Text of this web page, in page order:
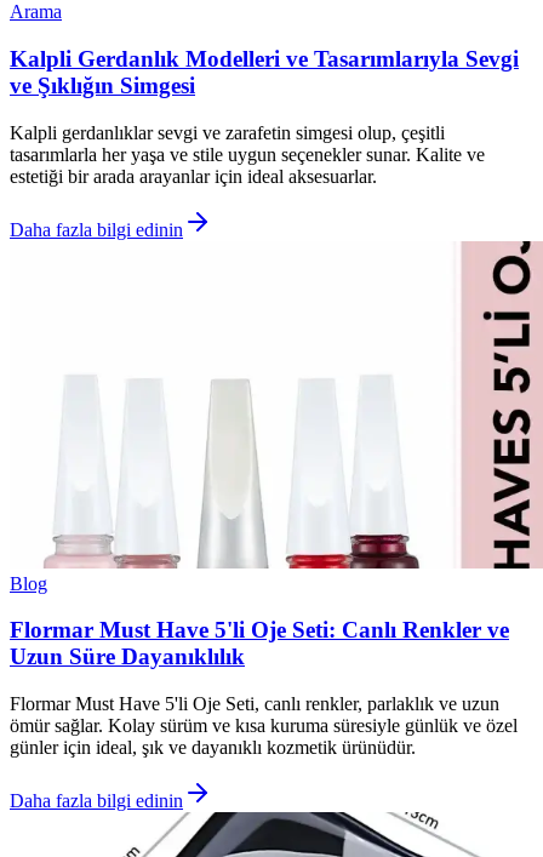
Arama
Kalpli Gerdanlık Modelleri ve Tasarımlarıyla Sevgi
ve Şıklığın Simgesi
Kalpli gerdanlıklar sevgi ve zarafetin simgesi olup, çeşitli
tasarımlarla her yaşa ve stile uygun seçenekler sunar. Kalite ve
estetiği bir arada arayanlar için ideal aksesuarlar.
Daha fazla bilgi edinin
Blog
Flormar Must Have 5'li Oje Seti: Canlı Renkler ve
Uzun Süre Dayanıklılık
Flormar Must Have 5'li Oje Seti, canlı renkler, parlaklık ve uzun
ömür sağlar. Kolay sürüm ve kısa kuruma süresiyle günlük ve özel
günler için ideal, şık ve dayanıklı kozmetik ürünüdür.
Daha fazla bilgi edinin